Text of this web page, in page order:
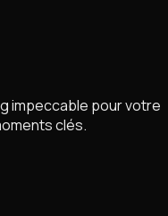
impeccable pour votre
clés.